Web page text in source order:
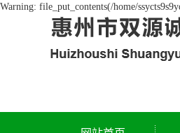
Warning: file_put_contents(/home/